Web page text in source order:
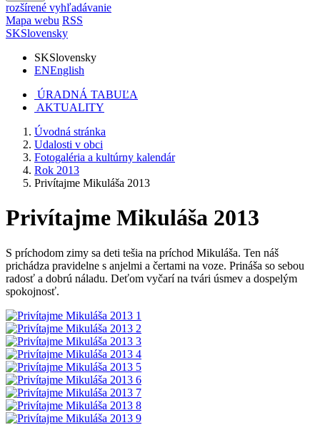
rozšírené vyhľadávanie
Mapa webu RSS
SKSlovensky
SKSlovensky
ENEnglish
ÚRADNÁ TABUĽA
AKTUALITY
Úvodná stránka
Udalosti v obci
Fotogaléria a kultúrny kalendár
Rok 2013
Privítajme Mikuláša 2013
Privítajme Mikuláša 2013
S príchodom zimy sa deti tešia na príchod Mikuláša. Ten náš
prichádza pravidelne s anjelmi a čertami na voze. Prináša so sebou
radosť a dobrú náladu. Deťom vyčarí na tvári úsmev a dospelým
spokojnosť.